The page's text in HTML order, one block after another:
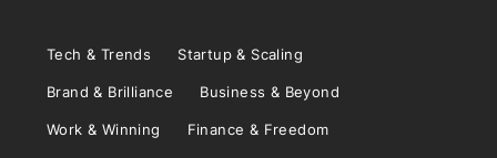
Tech & Trends Startup & Scaling
Brand & Brilliance Business & Beyond
Work & Winning Finance & Freedom